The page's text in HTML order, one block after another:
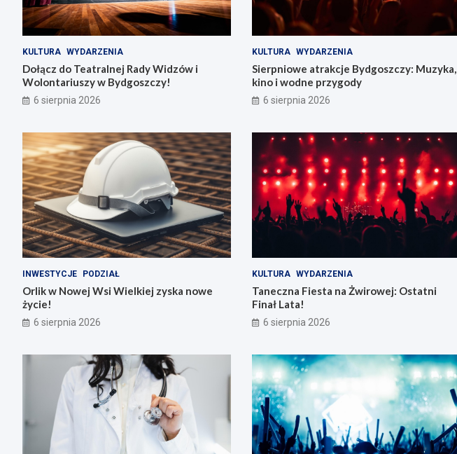
KULTURA WYDARZENIA
Dołącz do Teatralnej Rady Widzów i
Wolontariuszy w Bydgoszczy!
6 sierpnia 2026
KULTURA WYDARZENIA
Sierpniowe atrakcje Bydgoszczy: Muzyka,
kino i wodne przygody
6 sierpnia 2026
INWESTYCJE PODZIAŁ
Orlik w Nowej Wsi Wielkiej zyska nowe
życie!
6 sierpnia 2026
KULTURA WYDARZENIA
Taneczna Fiesta na Żwirowej: Ostatni
Finał Lata!
6 sierpnia 2026